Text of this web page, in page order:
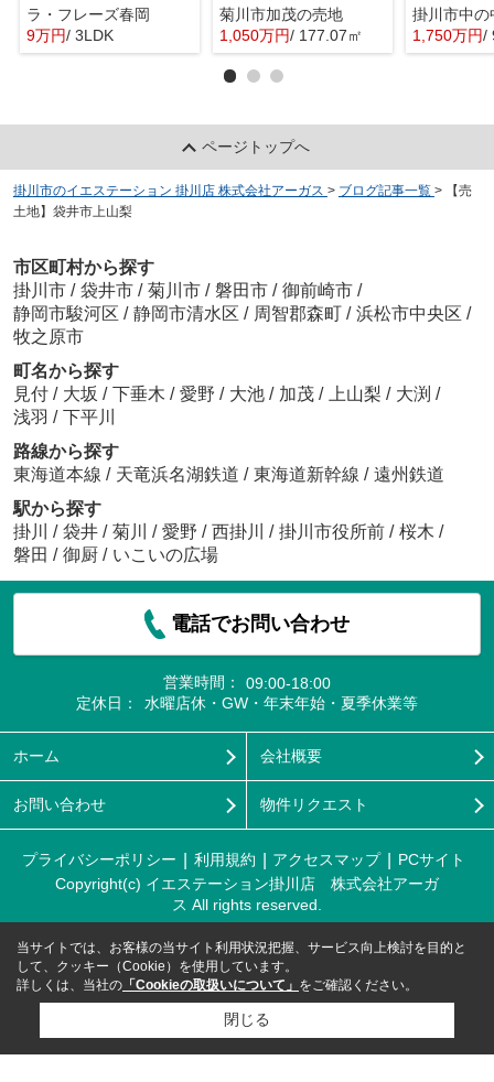
ラ・フレーズ春岡
9万円/ 3LDK
菊川市加茂の売地
1,050万円/ 177.07㎡
掛川市中の
1,750万円/
ページトップへ
掛川市のイエステーション 掛川店 株式会社アーガス > ブログ記事一覧 >
【売
土地】袋井市上山梨
市区町村から探す
掛川市 / 袋井市 / 菊川市 / 磐田市 / 御前崎市 /
静岡市駿河区 / 静岡市清水区 / 周智郡森町 / 浜松市中央区 /
牧之原市
町名から探す
見付 / 大坂 / 下垂木 / 愛野 / 大池 / 加茂 / 上山梨 / 大渕 /
浅羽 / 下平川
路線から探す
東海道本線 / 天竜浜名湖鉄道 / 東海道新幹線 / 遠州鉄道
駅から探す
掛川
/ 袋井 / 菊川 / 愛野 / 西掛川 / 掛川市役所前 / 桜木 /
磐田 / 御厨 / いこいの広場
電話でお問い合わせ
営業時間：
09:00-18:00
定休日：
水曜店休・GW・年末年始・夏季休業等
ホーム 会社概要
お問い合わせ 物件リクエスト
プライバシーポリシー 利用規約 アクセスマップ
PCサイト
Copyright(c) イエステーション掛川店 株式会社アーガ
ス All rights reserved.
当サイトでは、お客様の当サイト利用状況把握、サービス向上検討を目的と
して、クッキー（Cookie）を使用しています。
詳しくは、当社の 「Cookieの取扱いについて」 をご確認ください。
閉じる